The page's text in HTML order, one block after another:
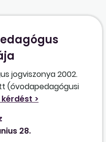
jogviszonya 2002.
(óvodapedagógusi
június 14.),
vették a
tagságát (1987.
családtagságát (1991.
28.